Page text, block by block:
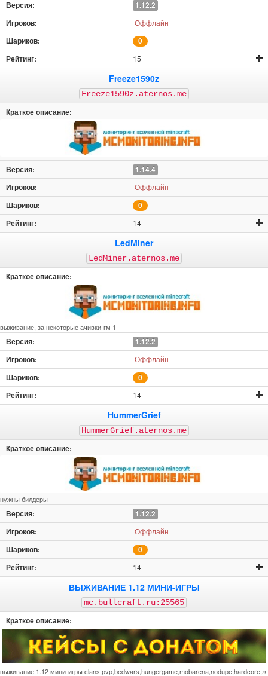
1.12.2
Оффлайн
0
15
Freeze1590z
Freeze1590z.aternos.me
1.14.4
Оффлайн
0
14
LedMiner
LedMiner.aternos.me
выживание, за некоторые ачивки-гм 1
1.12.2
Оффлайн
0
14
HummerGrief
HummerGrief.aternos.me
нужны билдеры
1.12.2
Оффлайн
0
14
ВЫЖИВАНИЕ 1.12 МИНИ-ИГРЫ
mc.bullcraft.ru:25565
выживание 1.12 мини-игры clans,pvp,bedwars,hungergame,mobarena,nodupe,hardcore,ж